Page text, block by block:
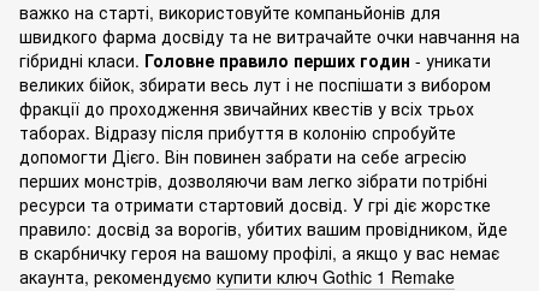
важко на старті, використовуйте компаньйонів для
швидкого фарма досвіду та не витрачайте очки навчання на
гібридні класи. Головне правило перших годин - уникати
великих бійок, збирати весь лут і не поспішати з вибором
фракції до проходження звичайних квестів у всіх трьох
таборах. Відразу після прибуття в колонію спробуйте
допомогти Дієго. Він повинен забрати на себе агресію
перших монстрів, дозволяючи вам легко зібрати потрібні
ресурси та отримати стартовий досвід. У грі діє жорстке
правило: досвід за ворогів, убитих вашим провідником, йде
в скарбничку героя на вашому профілі, а якщо у вас немає
акаунта, рекомендуємо купити ключ Gothic 1 Remake